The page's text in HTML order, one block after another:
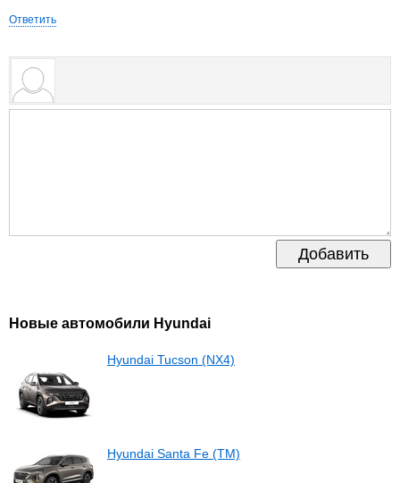
Ответить
Добавить
Новые автомобили Hyundai
Hyundai Tucson (NX4)
Hyundai Santa Fe (TM)